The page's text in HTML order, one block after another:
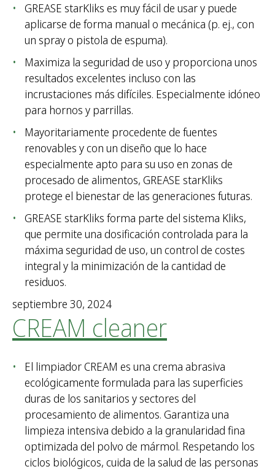
GREASE starKliks es muy fácil de usar y puede
aplicarse de forma manual o mecánica (p. ej., con
un spray o pistola de espuma).
Maximiza la seguridad de uso y proporciona unos
resultados excelentes incluso con las
incrustaciones más difíciles. Especialmente idóneo
para hornos y parrillas.
Mayoritariamente procedente de fuentes
renovables y con un diseño que lo hace
especialmente apto para su uso en zonas de
procesado de alimentos, GREASE starKliks
protege el bienestar de las generaciones futuras.
GREASE starKliks forma parte del sistema Kliks,
que permite una dosificación controlada para la
máxima seguridad de uso, un control de costes
integral y la minimización de la cantidad de
residuos.
septiembre 30, 2024
CREAM cleaner
El limpiador CREAM es una crema abrasiva
ecológicamente formulada para las superficies
duras de los sanitarios y sectores del
procesamiento de alimentos. Garantiza una
limpieza intensiva debido a la granularidad fina
optimizada del polvo de mármol. Respetando los
ciclos biológicos, cuida de la salud de las personas